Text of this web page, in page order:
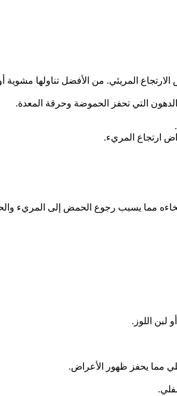
المريئي. من الأفضل تناولها مشوية
التي تحفز الحموضة وحرقة المعدة.
ارتجاع المريء.
مما يسبب رجوع الحمض إلى المريء
لبن اللوز.